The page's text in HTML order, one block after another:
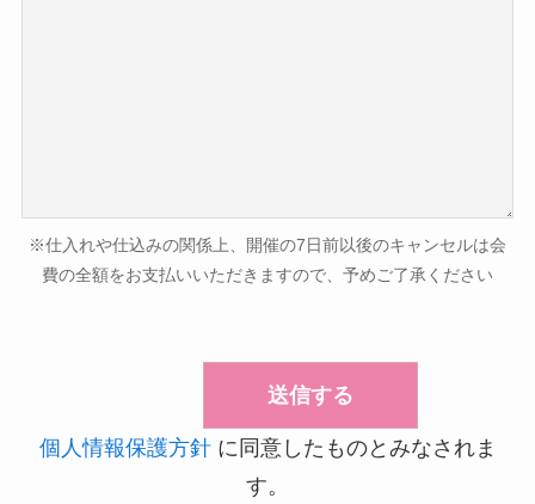
※仕入れや仕込みの関係上、開催の7日前以後のキャンセルは会
費の全額をお支払いいただきますので、予めご了承ください
個人情報保護方針に同意したものとみなされま
す。